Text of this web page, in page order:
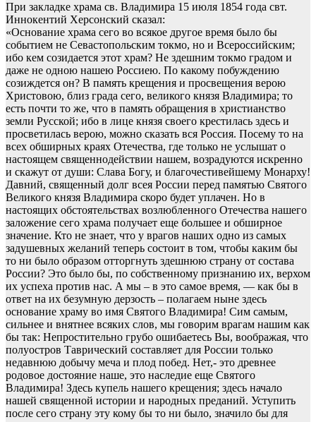
При закладке храма св. Владимира 15 июля 1854 года свт.
Иннокентий Херсонский сказал:
«Основание храма сего во всякое другое время было бы
событием не Севастопольским токмо, но и Всероссийским;
ибо кем созидается этот храм? Не здешним токмо градом и
даже не одною нашею Россиею. По какому побуждению
созиждется он? В память крещения и просвещения верою
Христовою, близ града сего, великого князя Владимира; то
есть почти то же, что в память обращения в христианство
земли Русской; ибо в лице князя своего крестилась здесь и
просветилась верою, можно сказать вся Россия. Посему то на
всех обширных краях Отечества, где только не услышат о
настоящем священнодействии нашем, возрадуются искренно
и скажут от души: Слава Богу, и благочестивейшему Монарху!
Давний, священный долг всея России перед памятью Святого
Великого князя Владимира скоро будет уплачен. Но в
настоящих обстоятельствах возлюбленного Отечества нашего
заложение сего храма получает еще большее и обширное
значение. Кто не знает, что у врагов наших одно из самых
задушевных желаний теперь состоит в том, чтобы каким бы
то ни было образом отторгнуть здешнюю страну от состава
России? Это было бы, по собственному признанию их, верхом
их успеха против нас. А мы – в это самое время, — как бы в
ответ на их безумную дерзость – полагаем ныне здесь
основание храму во имя Святого Владимира! Сим самым,
сильнее и внятнее всяких слов, мы говорим врагам нашим как
бы так: Непростительно грубо ошибаетесь Вы, воображая, что
полуостров Таврический составляет для России только
недавнюю добычу меча и плод побед. Нет,- это древнее
родовое достояние наше, это наследие еще Святого
Владимира! Здесь купель нашего крещения; здесь начало
нашей священной истории и народных преданий. Уступить
после сего страну эту кому бы то ни было, значило бы для